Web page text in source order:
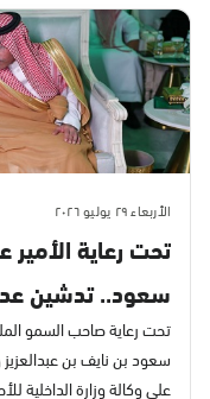
الأربعاء ٢٩ يوليو ٢٠٢٦
تحت رعاية الأمير
سعود.. تدشين
التحول الرقمي
للأحوال المدنية
تحت رعاية صاحب السمو
سعود بن نايف بن
على وكالة وزارة الداخلية